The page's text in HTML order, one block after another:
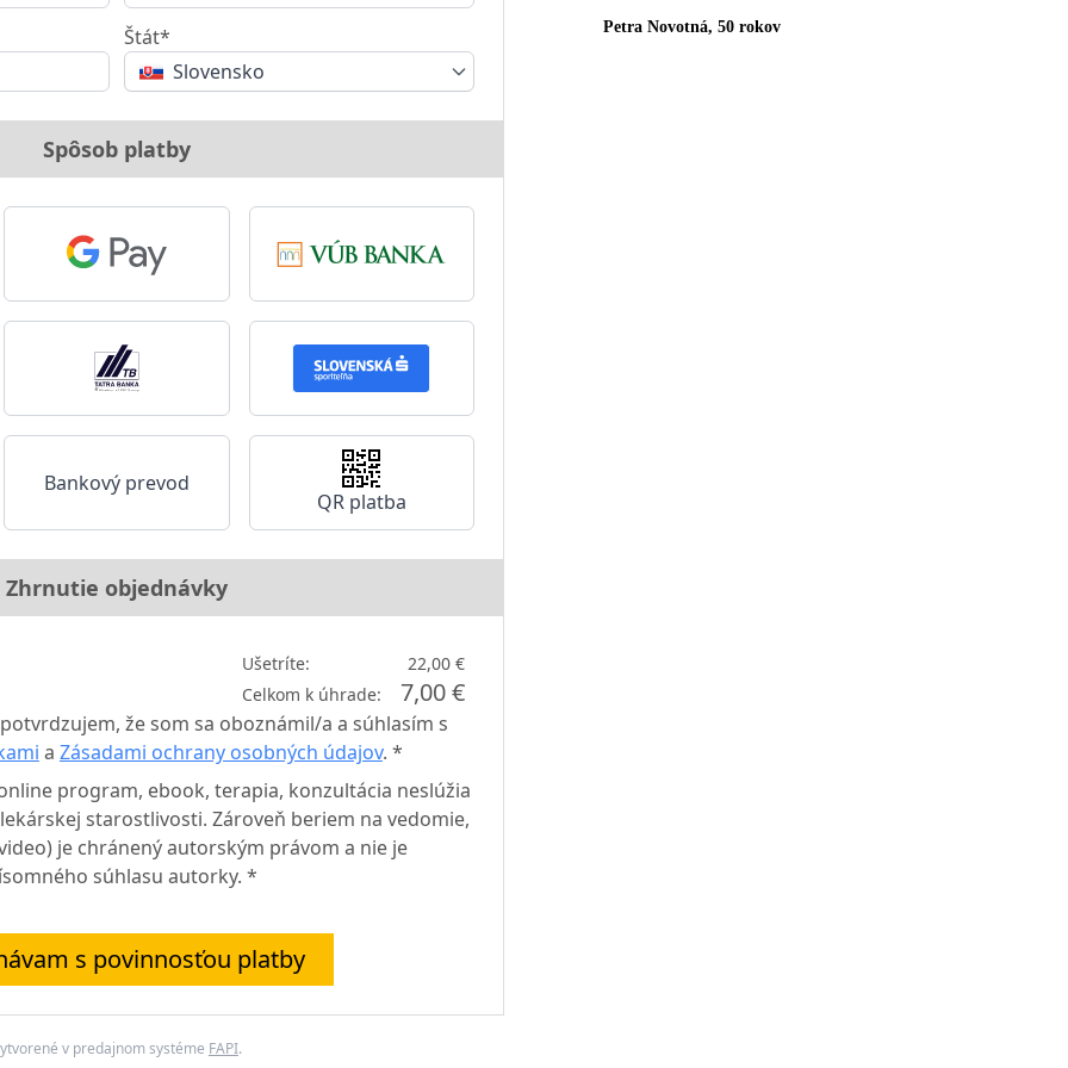
Štát*
Slovensko
Spôsob platby
Bankový prevod
QR platba
Zhrnutie objednávky
Ušetríte:
22,00 €
Celkom k úhrade:
7,00 €
že som sa oboznámil/a a súhlasím s
a Zásadami ochrany osobných údajov. *
program, ebook, terapia, konzultácia neslúžia
starostlivosti. Zároveň beriem na vedomie,
je chránený autorským právom a nie je
súhlasu autorky. *
s povinnosťou platby
v predajnom systéme FAPI.
Petra Novotná, 50 rokov